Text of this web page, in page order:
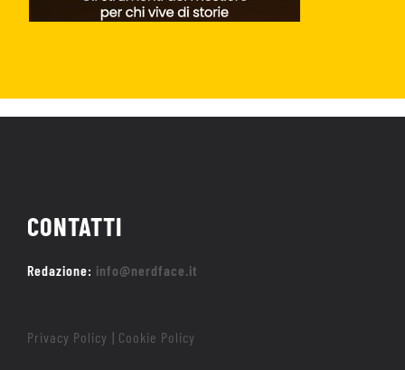
CONTATTI
Redazione: info@nerdface.it
Privacy Policy | Cookie Policy